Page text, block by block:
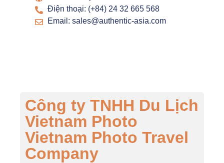
Điện thoại: (+84) 24 32 665 568
Email: sales@authentic-asia.com
Công ty TNHH Du Lịch
Vietnam Photo
Vietnam Photo Travel
Company